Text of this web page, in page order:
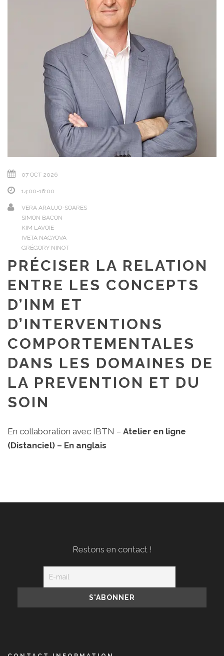
07 OCT 2026
14:00-16:00
VERA ARAUJO-SOARES
SIMON BACON
KIM LAVOIE
IVETA NAGYOVA
GRÉGORY NINOT
PRÉCISER LA RELATION
ENTRE LES CONCEPTS
D’INM ET
D’INTERVENTIONS
COMPORTEMENTALES
DANS LES DOMAINES DE
LA PREVENTION ET DU
SOIN
En collaboration avec IBTN – Atelier en ligne
(Distanciel) – En anglais
Restons en contact !